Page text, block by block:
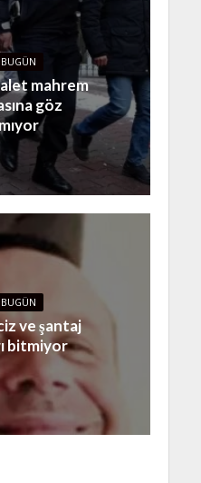
mahrem
göz
ve şantaj
bitmiyor